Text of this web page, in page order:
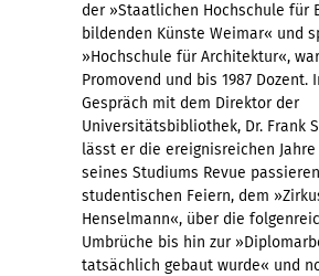
der »Staatlichen Hochschule für
bildenden Künste Weimar« und
»Hochschule für Architektur«,
Promovend und bis 1987 Dozent.
Gespräch mit dem Direktor der
Universitätsbibliothek, Dr. Frank
lässt er die ereignisreichen Jahre
seines Studiums Revue
studentischen Feiern, dem
Henselmann«, über die
Umbrüche bis hin zur
tatsächlich gebaut wurde« und